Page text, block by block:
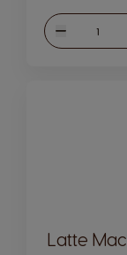
Verlagen
Latte